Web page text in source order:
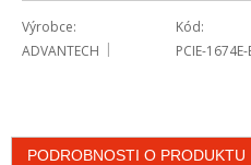
Výrobce
ADVANTECH
Kód
PCIE-1674E-
PODROBNOSTI O PRODUKTU